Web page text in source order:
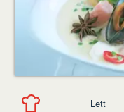
Lett